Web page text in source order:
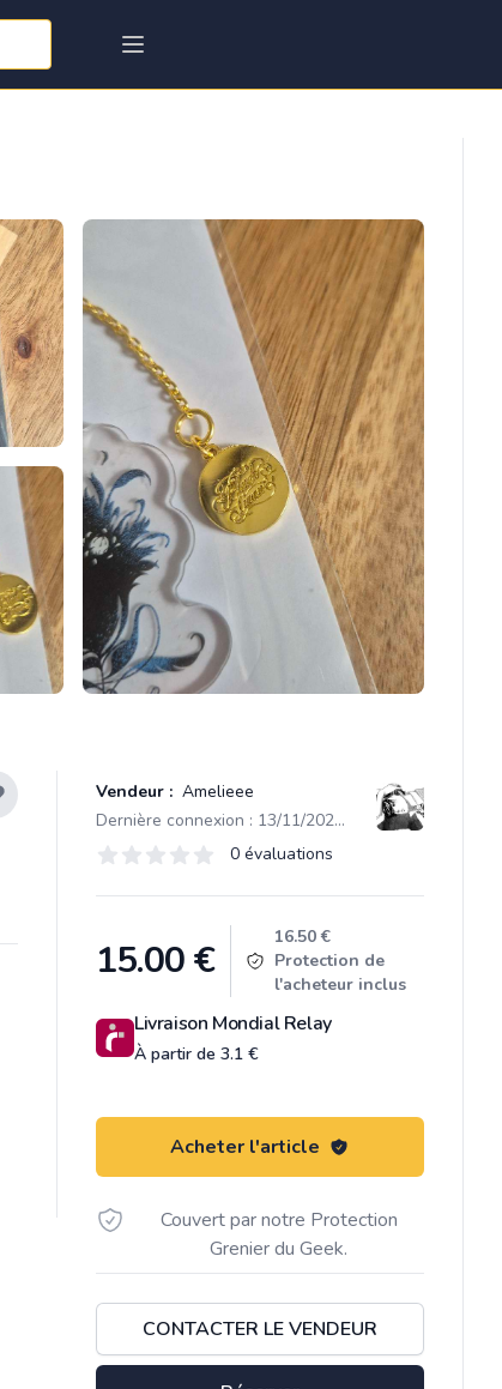
Vendeur : Amelieee
Dernière connexion : 13/11/2025 10:06
Évaluations
0 sur 5 étoiles 0 évaluations
15.00€
16.50 €
Protection de
l'acheteur inclus
Livraison Mondial Relay
À partir de 3.1 €
Acheter l'article
Couvert par notre Protection
Grenier du Geek.
CONTACTER LE VENDEUR